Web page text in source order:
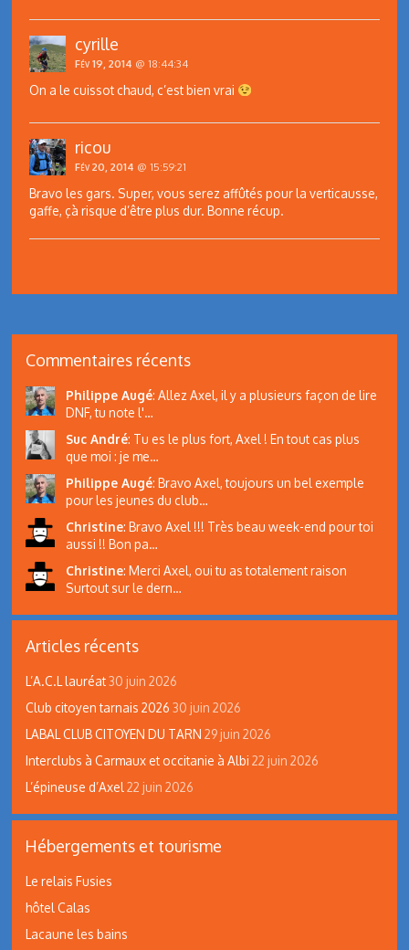
cyrille
Fév 19, 2014 @ 18:44:34
On a le cuissot chaud, c’est bien vrai
ricou
Fév 20, 2014 @ 15:59:21
Bravo les gars. Super, vous serez affûtés pour la verticausse,
gaffe, çà risque d’être plus dur. Bonne récup.
Commentaires récents
Philippe Augé: Allez Axel, il y a plusieurs façon de lire
DNF, tu note l'…
Suc André: Tu es le plus fort, Axel ! En tout cas plus
que moi : je me…
Philippe Augé: Bravo Axel, toujours un bel exemple
pour les jeunes du club…
Christine: Bravo Axel !!! Très beau week-end pour toi
aussi !! Bon pa…
Christine: Merci Axel, oui tu as totalement raison
Surtout sur le dern…
Articles récents
L’A.C.L lauréat 30 juin 2026
Club citoyen tarnais 2026 30 juin 2026
LABAL CLUB CITOYEN DU TARN 29 juin 2026
Interclubs à Carmaux et occitanie à Albi 22 juin 2026
L’épineuse d’Axel 22 juin 2026
Hébergements et tourisme
Le relais Fusies
hôtel Calas
Lacaune les bains